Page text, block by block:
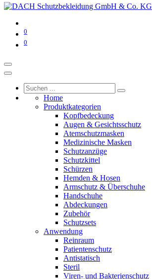
0
0
Home
Produktkategorien
Kopfbedeckung
Augen & Gesichtsschutz
Atemschutzmasken
Medizinische Masken
Schutzanzüge
Schutzkittel
Schürzen
Hemden & Hosen
Armschutz & Überschuhe
Handschuhe
Abdeckungen
Zubehör
Schutzsets
Anwendung
Reinraum
Patientenschutz
Antistatisch
Steril
Viren- und Bakterienschutz